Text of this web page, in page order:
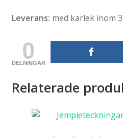
Leverans: med kärlek inom
0
DELNINGAR
Relaterade